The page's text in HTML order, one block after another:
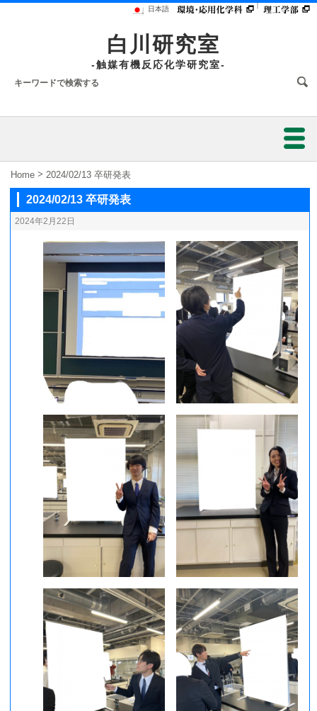
日本語
｜
白川研究室
-触媒有機反応化学研究室-
研究内容
研究環境
メンバー
フォトアルバム
アクセス
Home > 2024/02/13 卒研発表
2024/02/13 卒研発表
2024年2月22日